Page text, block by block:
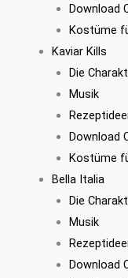
Download
Kostüme
Kaviar Kills
Die
Musik
Download
Kostüme
Bella Italia
Die
Musik
Download